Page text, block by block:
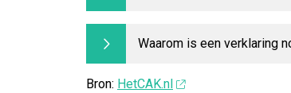
Waarom is een verklaring
Bron: HetCAK.nl